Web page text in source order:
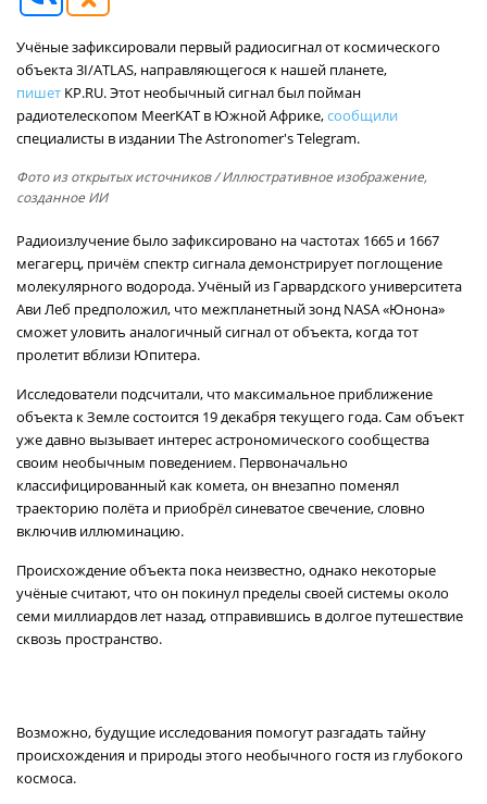
Учёные зафиксировали первый радиосигнал от космического
объекта 3I/ATLAS, направляющегося к нашей планете,
пишет KP.RU. Этот необычный сигнал был пойман
радиотелескопом MeerKAT в Южной Африке,сообщили
специалисты в издании The Astronomer's Telegram.
Фото из открытых источников/ Иллюстративное изображение,
созданное ИИ
Радиоизлучение было зафиксировано на частотах 1665 и 1667
мегагерц, причём спектр сигнала демонстрирует поглощение
молекулярного водорода. Учёный из Гарвардского университета
Ави Леб предположил, что межпланетный зонд NASA «Юнона»
сможет уловить аналогичный сигнал от объекта, когда тот
пролетит вблизи Юпитера.
Исследователи подсчитали, что максимальное приближение
объекта к Земле состоится 19 декабря текущего года. Сам объект
уже давно вызывает интерес астрономического сообщества
своим необычным поведением. Первоначально
классифицированный как комета, он внезапно поменял
траекторию полёта и приобрёл синеватое свечение, словно
включив иллюминацию.
Происхождение объекта пока неизвестно, однако некоторые
учёные считают, что он покинул пределы своей системы около
семи миллиардов лет назад, отправившись в долгое путешествие
сквозь пространство.
Возможно, будущие исследования помогут разгадать тайну
происхождения и природы этого необычного гостя из глубокого
космоса.